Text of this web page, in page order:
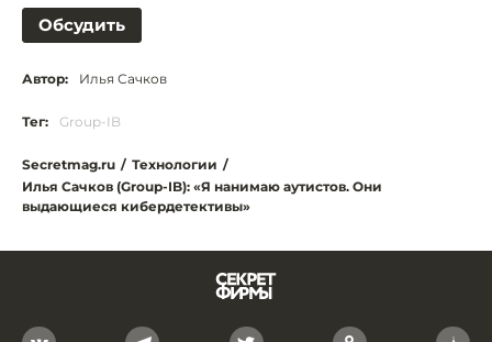
Обсудить
Автор: Илья Сачков
Тег: Group-IB
Secretmag.ru / Технологии /
Илья Сачков (Group-IB): «Я нанимаю аутистов. Они
выдающиеся кибердетективы»